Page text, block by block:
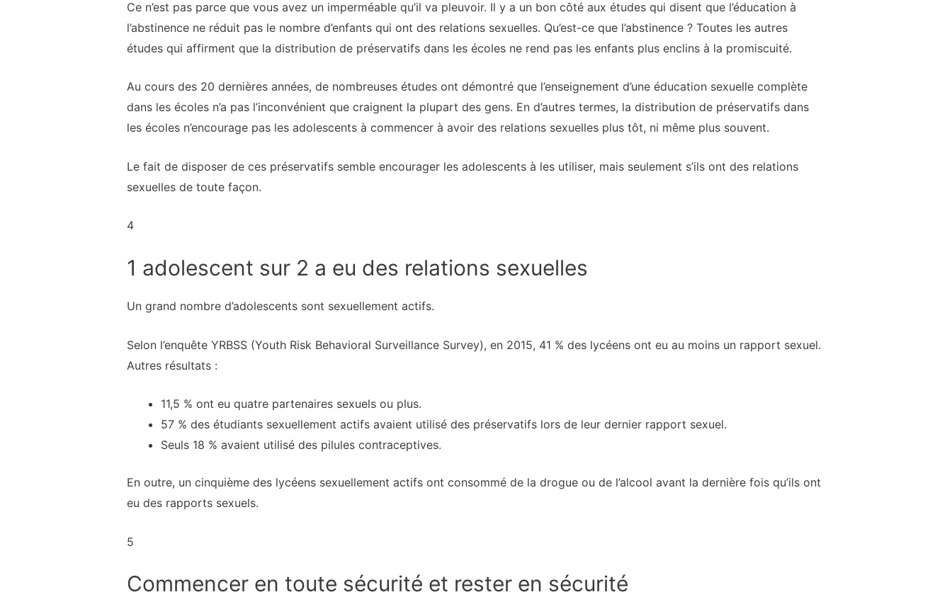
Ce n’est pas parce que vous avez un imperméable qu’il va pleuvoir. Il y a un bon côté aux études qui disent que l’éducation à
l’abstinence ne réduit pas le nombre d’enfants qui ont des relations sexuelles. Qu’est-ce que l’abstinence ? Toutes les autres
études qui affirment que la distribution de préservatifs dans les écoles ne rend pas les enfants plus enclins à la promiscuité.
Au cours des 20 dernières années, de nombreuses études ont démontré que l’enseignement d’une éducation sexuelle complète
dans les écoles n’a pas l’inconvénient que craignent la plupart des gens. En d’autres termes, la distribution de préservatifs dans
les écoles n’encourage pas les adolescents à commencer à avoir des relations sexuelles plus tôt, ni même plus souvent.
Le fait de disposer de ces préservatifs semble encourager les adolescents à les utiliser, mais seulement s’ils ont des relations
sexuelles de toute façon.
4
1 adolescent sur 2 a eu des relations sexuelles
Un grand nombre d’adolescents sont sexuellement actifs.
Selon l’enquête YRBSS (Youth Risk Behavioral Surveillance Survey), en 2015, 41 % des lycéens ont eu au moins un rapport sexuel.
Autres résultats :
11,5 % ont eu quatre partenaires sexuels ou plus.
57 % des étudiants sexuellement actifs avaient utilisé des préservatifs lors de leur dernier rapport sexuel.
Seuls 18 % avaient utilisé des pilules contraceptives.
En outre, un cinquième des lycéens sexuellement actifs ont consommé de la drogue ou de l’alcool avant la dernière fois qu’ils ont
eu des rapports sexuels.
5
Commencer en toute sécurité et rester en sécurité